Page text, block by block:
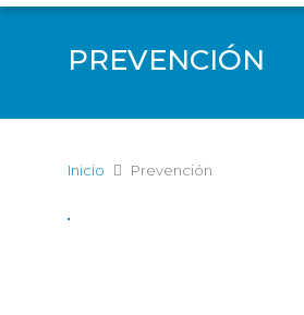
PREVENCIÓN
Inicio Prevención